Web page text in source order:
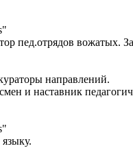
пед.отрядов вожатых.
направлений.
и наставник